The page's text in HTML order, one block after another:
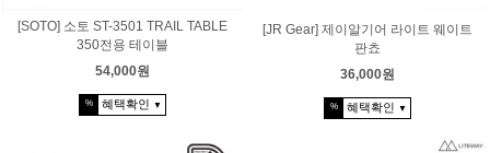
[SOTO] 소토 ST-3501 TRAIL TABLE
350전용 테이블
54,000원
% 혜택확인 ▼
[JR Gear] 제이알기어 라이트 웨이트
판쵸
36,000원
% 혜택확인 ▼